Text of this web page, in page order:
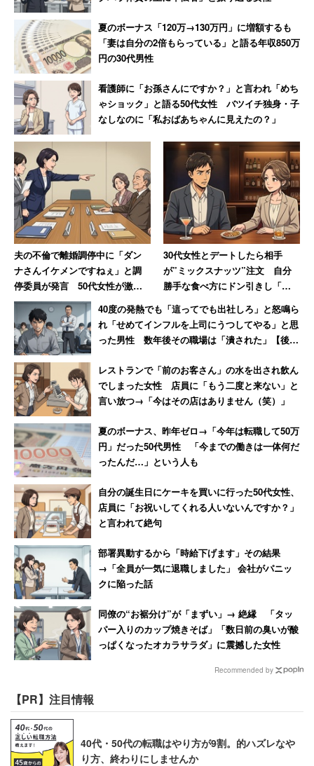
夏のボーナス「120万→130万円」に増額するも
「妻は自分の2倍もらっている」と語る年収850万
円の30代男性
看護師に「お孫さんにですか？」と言われ「めち
ゃショック」と語る50代女性 バツイチ独身・子
なしなのに「私おばあちゃんに見えたの？」
夫の不倫で離婚調停中に「ダン
ナさんイケメンですねぇ」と調
停委員が発言 50代女性が激怒
した無神経すぎる一言
30代女性とデートしたら相手
が”ミックスナッツ”注文 自分
勝手な食べ方にドン引きし「子
供じゃないんだから」と注意し
た男性
40度の発熱でも「這ってでも出社しろ」と怒鳴ら
れ「せめてインフルを上司にうつしてやる」と思
った男性 数年後その職場は「潰された」【後
レストランで「前のお客さん」の水を出され飲ん
でしまった女性 店員に「もう二度と来ない」と
言い放つ→「今はその店はありません（笑）」
夏のボーナス、昨年ゼロ→「今年は転職して50万
円」だった50代男性 「今までの働きは一体何だ
ったんだ…」という人も
自分の誕生日にケーキを買いに行った50代女性、
店員に「お祝いしてくれる人いないんですか？」
と言われて絶句
部署異動するから「時給下げます」その結果
→「全員が一気に退職しました」 会社がパニッ
クに陥った話
同僚の“お裾分け”が「まずい」→ 絶縁 「タッ
パー入りのカップ焼きそば」「数日前の臭いが酸
っぱくなったオカラサラダ」に震撼した女性
Recommended by
【PR】注目情報
40代・50代の転職はやり方が9割。的ハズレなや
り方、終わりにしませんか